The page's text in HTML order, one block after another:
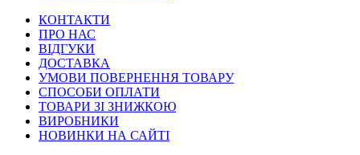
КОНТАКТИ
ПРО НАС
ВІДГУКИ
ДОСТАВКА
УМОВИ ПОВЕРНЕННЯ ТОВАРУ
СПОСОБИ ОПЛАТИ
ТОВАРИ ЗІ ЗНИЖКОЮ
ВИРОБНИКИ
НОВИНКИ НА САЙТІ